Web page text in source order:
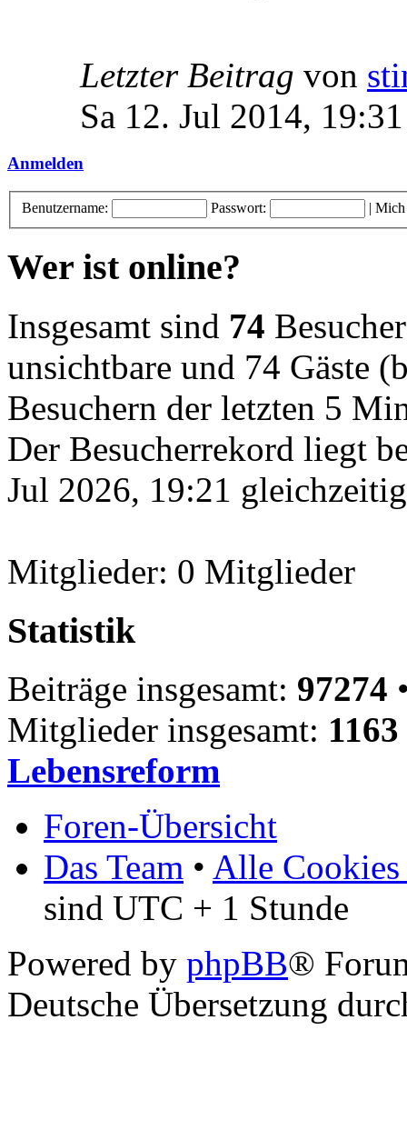
Letzter Beitrag von
Sa 12. Jul 2014, 19:31
Anmelden
Benutzername: Passwort: | Mich
Wer ist online?
Insgesamt sind 74
unsichtbare und 74 Gäste
Besuchern der letzten 5
Der Besucherrekord liegt
Jul 2026, 19:21
Mitglieder: 0 Mitglieder
Statistik
Beiträge insgesamt: 97274
Mitglieder insgesamt: 1163
Lebensreform
Foren-Übersicht
Das Team • Alle Cookies
sind UTC + 1 Stunde
Powered by phpBB®
Deutsche Übersetzung